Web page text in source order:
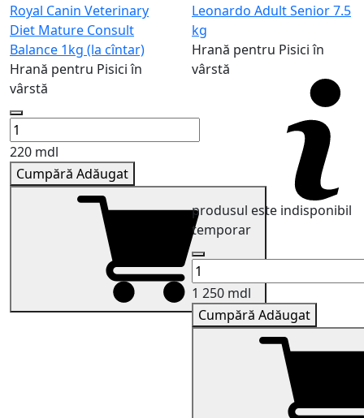
Royal Canin Veterinary
Diet Mature Consult
Balance 1kg (la cîntar)
Hrană pentru Pisici în
vârstă
220 mdl
Cumpără Adăugat
Leonardo Adult Senior 7.5
kg
Hrană pentru Pisici în
vârstă
produsul este indisponibil
temporar
1 250 mdl
Cumpără Adăugat